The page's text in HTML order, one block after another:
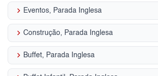
keyboard_arrow_right Eventos, Parada Inglesa
keyboard_arrow_right Construção, Parada Inglesa
keyboard_arrow_right Buffet, Parada Inglesa